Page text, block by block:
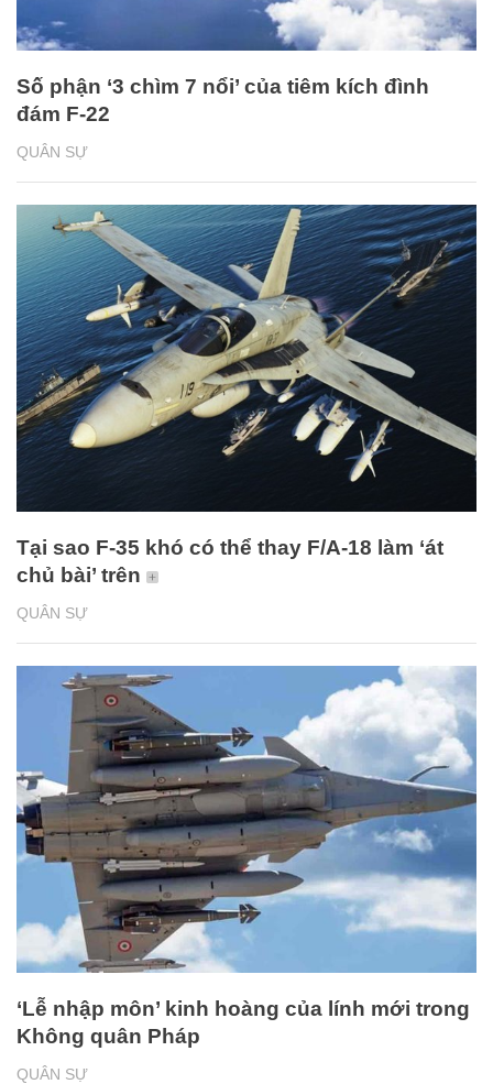
QUÂN SỰ
Số phận ‘3 chìm 7 nổi’ của tiêm kích đình
đám F-22
QUÂN SỰ
Tại sao F-35 khó có thể thay F/A-18 làm ‘át
chủ bài’ trên
QUÂN SỰ
‘Lễ nhập môn’ kinh hoàng của lính mới trong
Không quân Pháp